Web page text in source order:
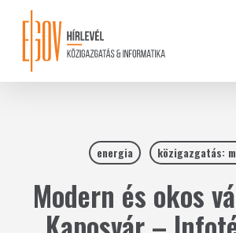
content
energia közigazgatás:
Modern és okos